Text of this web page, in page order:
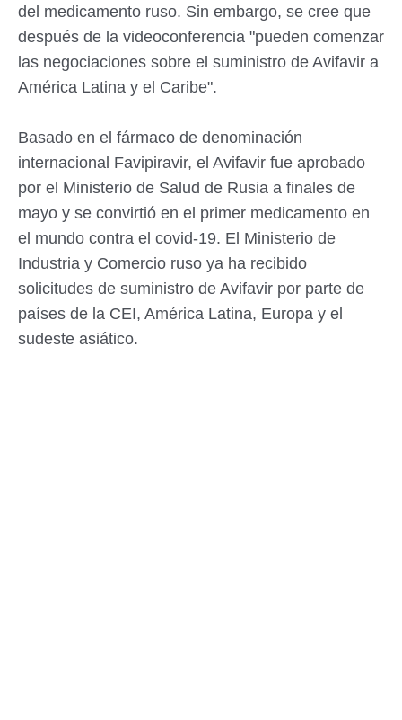
del medicamento ruso. Sin embargo, se cree que
después de la videoconferencia "pueden comenzar
las negociaciones sobre el suministro de Avifavir a
América Latina y el Caribe".
Basado en el fármaco de denominación
internacional Favipiravir, el Avifavir fue aprobado
por el Ministerio de Salud de Rusia a finales de
mayo y se convirtió en el primer medicamento en
el mundo contra el covid-19. El Ministerio de
Industria y Comercio ruso ya ha recibido
solicitudes de suministro de Avifavir por parte de
países de la CEI, América Latina, Europa y el
sudeste asiático.